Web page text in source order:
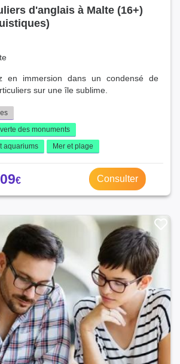
d'anglais à Malte (16+)
en immersion dans un condensé de
sur une île sublime.
des monuments
aquariums
Mer et plage
Consulter